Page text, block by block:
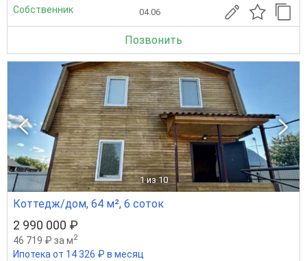
Собственник 04.06
Позвонить
1 из 10
Коттедж/дом, 64 м², 6 соток
2 990 000 ₽
46 719 ₽ за м2
Ипотека от 14 326 ₽ в месяц